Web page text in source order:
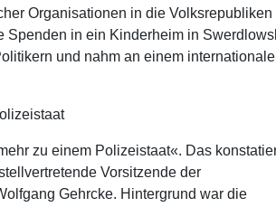
Organisationen in die Volksrepubliken
Spenden in ein Kinderheim in
und nahm an einem
zu einem Polizeistaat«. Das
Vorsitzende der
Gehrcke. Hintergrund war die